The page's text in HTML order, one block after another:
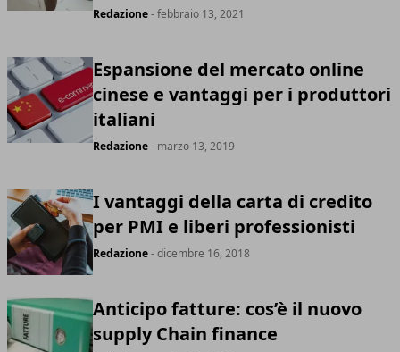
Redazione- febbraio 13, 2021
Espansione del mercato online
cinese e vantaggi per i produttori
italiani
Redazione- marzo 13, 2019
I vantaggi della carta di credito
per PMI e liberi professionisti
Redazione- dicembre 16, 2018
Anticipo fatture: cos’è il nuovo
supply Chain finance